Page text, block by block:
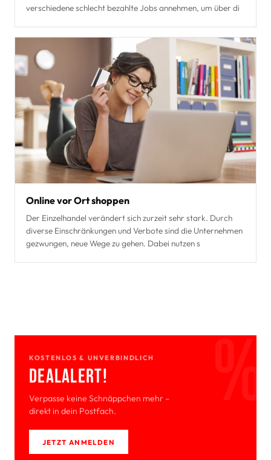
verschiedene schlecht bezahlte Jobs annehmen, um über di
Online vor Ort shoppen
Der Einzelhandel verändert sich zurzeit sehr stark. Durch
diverse Einschränkungen und Verbote sind die Unternehmen
gezwungen, neue Wege zu gehen. Dabei nutzen s
KOSTENLOS & UNVERBINDLICH
Deal­Alert!
Verpasse keine Schnäppchen mehr –
direkt in dein Postfach.
JETZT ANMELDEN